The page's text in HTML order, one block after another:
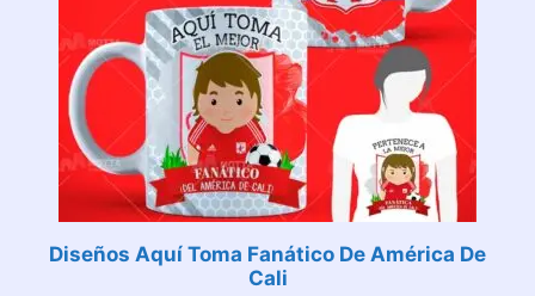
Diseños Aquí Toma Fanático De América De
Cali